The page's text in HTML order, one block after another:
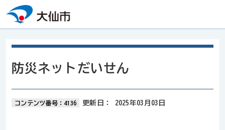
本文へスキップ
防災ネットだいせん
コンテンツ番号：4136 更新日： 2025年03月03日